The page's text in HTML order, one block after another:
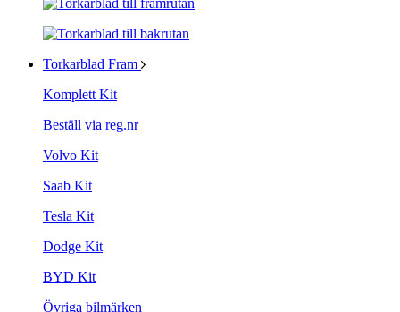
Torkarblad Fram
Komplett Kit
Beställ via reg.nr
Volvo Kit
Saab Kit
Tesla Kit
Dodge Kit
BYD Kit
Övriga bilmärken